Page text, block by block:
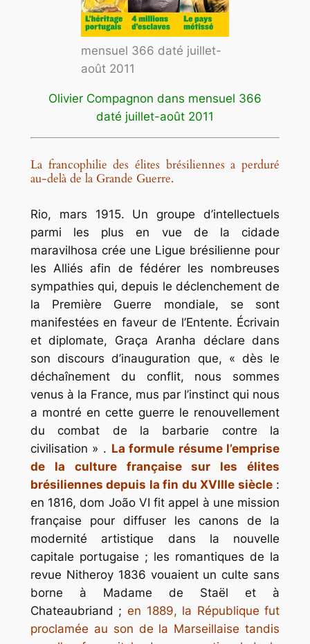
mensuel 366 daté juillet-
août 2011
Olivier Compagnon dans mensuel 366
daté juillet-août 2011
La francophilie des élites brésiliennes a perduré
au-delà de la Grande Guerre.
Rio, mars 1915. Un groupe d’intellectuels
parmi les plus en vue de lacidade
maravilhosa crée une Ligue brésilienne pour
les Alliés afin de fédérer les nombreuses
sympathies qui, depuis le déclenchement de
la Première Guerre mondiale, se sont
manifestées en faveur de l’Entente. Écrivain
et diplomate, Graça Aranha déclare dans
son discours d’inauguration que, « dès le
déchaînement du conflit, nous sommes
venus à la France, mus par l’instinct qui nous
a montré en cette guerre le renouvellement
du combat de la barbarie contre la
civilisation » . La formule résume l’emprise
de la culture française sur les élites
brésiliennes depuis la fin du XVIIIe siècle:
en 1816, dom João VI fit appel à une mission
française pour diffuser les canons de la
modernité artistique dans la nouvelle
capitale portugaise ; les romantiques de la
revue Nitheroy1836 vouaient un culte sans
borne à Madame de Staël et à
Chateaubriand ; en 1889, la République fut
proclamée au son de la Marseillaise tandis